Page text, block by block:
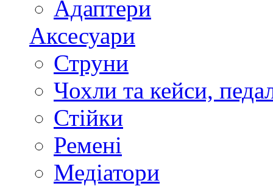
Адаптери
Аксесуари
Струни
Чохли та кейси,
Стійки
Ремені
Медіатори